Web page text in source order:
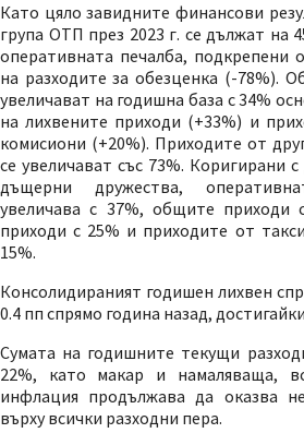
Като цяло завидните финансови
група ОТП през 2023 г. се дължат на
оперативната печалба, подкрепени
на разходите за обезценка (-78%).
увеличават на годишна база с 34%
на лихвените приходи (+33%) и
комисиони (+20%). Приходите от
се увеличават със 73%. Коригирани
дъщерни дружества,
увеличава с 37%, общите приходи
приходи с 25% и приходите от
15%.
Консолидираният годишен лихвен
0.4 пп спрямо година назад,
Сумата на годишните текущи
22%, като макар и намаляваща,
инфлация продължава да оказва
върху всички разходни пера.